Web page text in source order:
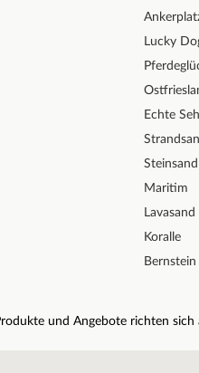
Lucky
Echte
Steinsand
Maritim
Lavasand
Koralle
Bernstein
und Angebote richten